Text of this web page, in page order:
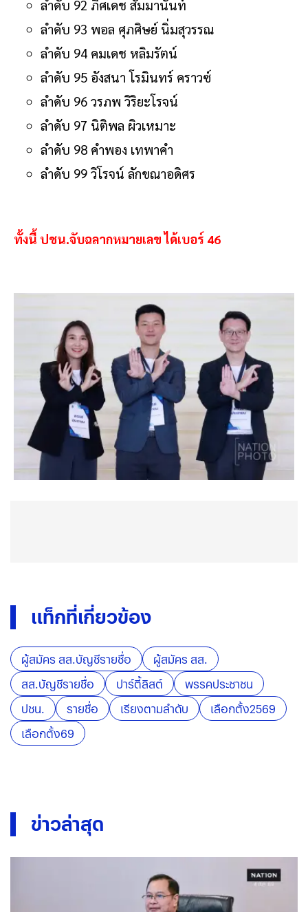
ลำดับ 92 ภีศเดช สัมมานันท์
ลำดับ 93 พอล ศุภศิษย์ นิ่มสุวรรณ
ลำดับ 94 คมเดช หลิมรัตน์
ลำดับ 95 อังสนา โรมินทร์ คราวซ์
ลำดับ 96 วรภพ วิริยะโรจน์
ลำดับ 97 นิติพล ผิวเหมาะ
ลำดับ 98 คำพอง เทพาคำ
ลำดับ 99 วิโรจน์ ลักขณาอดิศร
ทั้งนี้ ปชน.จับฉลากหมายเลข ได้เบอร์ 46
แท็กที่เกี่ยวข้อง
ผู้สมัคร สส.บัญชีรายชื่อ
ผู้สมัคร สส.
สส.บัญชีรายชื่อ
ปาร์ตี้ลิสต์
พรรคประชาชน
ปชน.
รายชื่อ เรียงตามลำดับ
เลือกตั้ง2569
เลือกตั้ง69
ข่าวล่าสุด